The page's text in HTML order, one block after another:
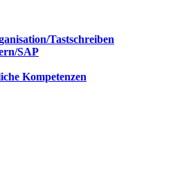
Tastschreiben
SAP
Kompetenzen